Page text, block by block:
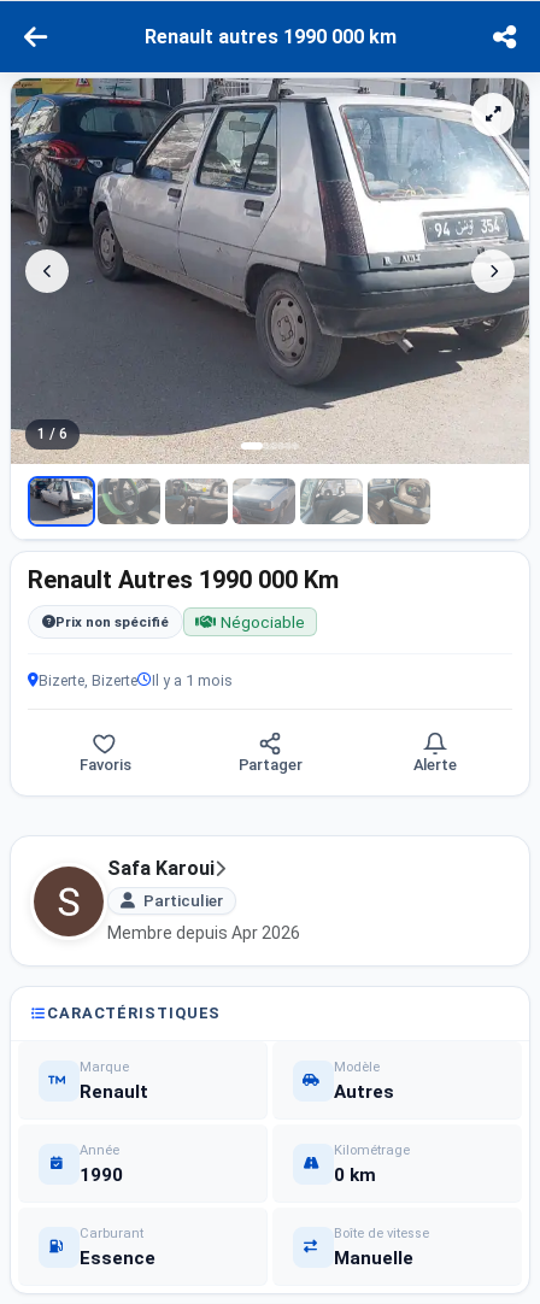
Renault autres 1990 000 km
1 / 6
Renault Autres 1990 000 Km
Prix non spécifié Négociable
Bizerte, Bizerte Il y a 1 mois
Favoris Partager Alerte
Safa Karoui
Particulier
Membre depuis Apr 2026
CARACTÉRISTIQUES
Marque
Renault
Modèle
Autres
Année
1990
Kilométrage
0 km
Carburant
Essence
Boîte de vitesse
Manuelle